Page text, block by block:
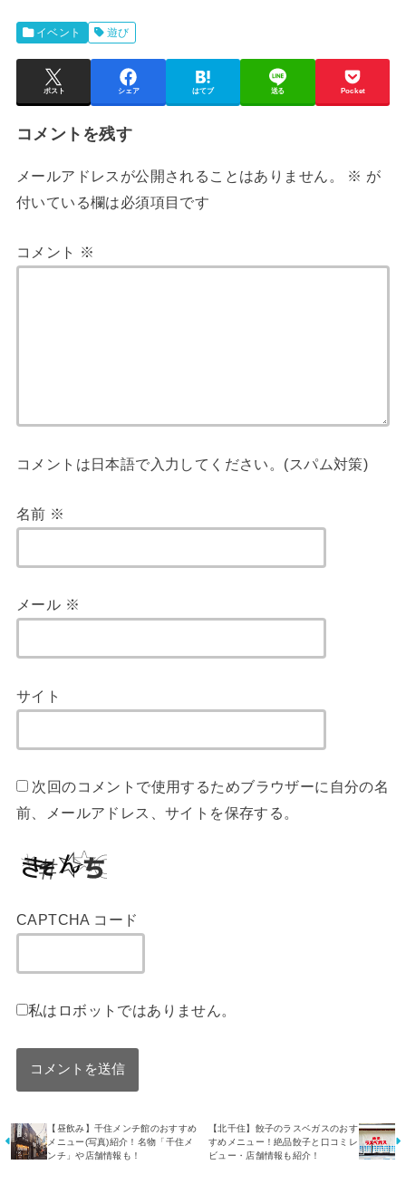
イベント 遊び
ポスト シェア はてブ 送る Pocket
コメントを残す
メールアドレスが公開されることはありません。 ※ が
付いている欄は必須項目です
コメント ※
コメントは日本語で入力してください。(スパム対策)
名前 ※
メール ※
サイト
次回のコメントで使用するためブラウザーに自分の名
前、メールアドレス、サイトを保存する。
CAPTCHA コード
私はロボットではありません。
【昼飲み】千住メンチ館のおすすめ
メニュー(写真)紹介！名物「千住メ
ンチ」や店舗情報も！
【北千住】餃子のラスベガスのおす
すめメニュー！絶品餃子と口コミレ
ビュー・店舗情報も紹介！